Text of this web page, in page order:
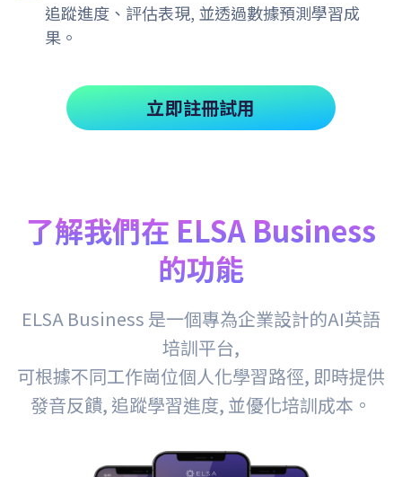
追蹤進度、評估表現, 並透過數據預測學習成
果。
立即註冊試用
了解我們在 ELSA Business
的功能
ELSA Business 是一個專為企業設計的AI英語
培訓平台,
可根據不同工作崗位個人化學習路徑, 即時提供
發音反饋, 追蹤學習進度, 並優化培訓成本。